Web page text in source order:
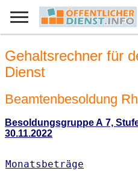
Gehaltsrechner für
Dienst
Beamtenbesoldung
Besoldungsgruppe A 7,
30.11.2022
Monatsbeträge